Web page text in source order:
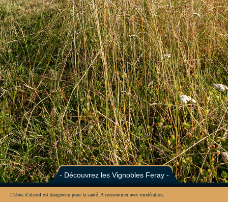
- Découvrez les Vignobles Feray -
L’abus d’alcool est dangereux pour la santé. A consommer avec modération.